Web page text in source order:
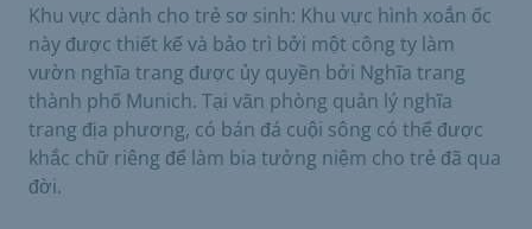
Khu vực dành cho trẻ sơ sinh: Khu vực hình xoắn ốc
này được thiết kế và bảo trì bởi một công ty làm
vườn nghĩa trang được ủy quyền bởi Nghĩa trang
thành phố Munich. Tại văn phòng quản lý nghĩa
trang địa phương, có bán đá cuội sông có thể được
khắc chữ riêng để làm bia tưởng niệm cho trẻ đã qua
đời.